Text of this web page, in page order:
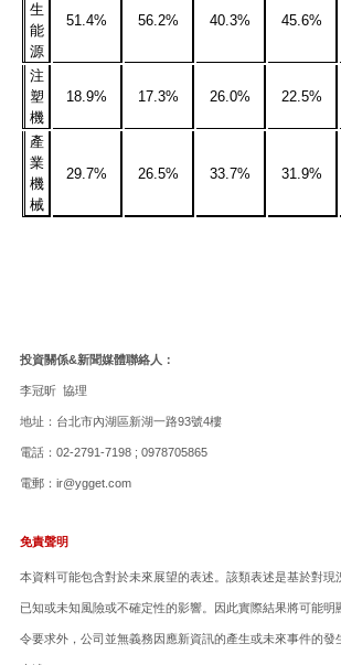
生
能
源
51.4% 56.2% 40.3% 45.6%
注
塑
機
18.9% 17.3% 26.0% 22.5%
產
業
機
械
29.7% 26.5% 33.7% 31.9%
投資關係&新聞媒體聯絡人：
李冠昕 協理
地址：台北市內湖區新湖一路93號4樓
電話：02-2791-7198 ; 0978705865
電郵：ir@ygget.com
免責聲明
本資料可能包含對於未來展望的表述。該類表述是基於對現
已知或未知風險或不確定性的影響。因此實際結果將可能明
令要求外，公司並無義務因應新資訊的產生或未來事件的發